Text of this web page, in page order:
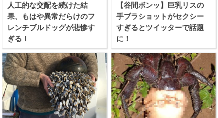
人工的な交配を続けた結
果、もはや異常だらけのフ
レンチブルドッグが悲惨す
ぎる！
【谷間ボンッ】巨乳リスの
手ブラショットがセクシー
すぎるとツイッターで話題
に！